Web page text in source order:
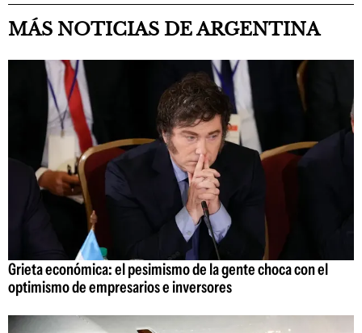
MÁS NOTICIAS DE ARGENTINA
Grieta económica: el pesimismo de la gente choca con el
optimismo de empresarios e inversores